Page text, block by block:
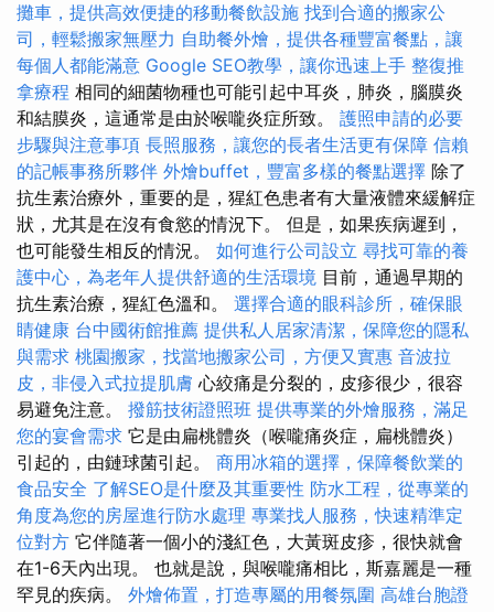
攤車，提供高效便捷的移動餐飲設施 找到合適的搬家公
司，輕鬆搬家無壓力 自助餐外燴，提供各種豐富餐點，讓
每個人都能滿意 Google SEO教學，讓你迅速上手 整復推
拿療程 相同的細菌物種也可能引起中耳炎，肺炎，腦膜炎
和結膜炎，這通常是由於喉嚨炎症所致。 護照申請的必要
步驟與注意事項 長照服務，讓您的長者生活更有保障 信賴
的記帳事務所夥伴 外燴buffet，豐富多樣的餐點選擇 除了
抗生素治療外，重要的是，猩紅色患者有大量液體來緩解症
狀，尤其是在沒有食慾的情況下。 但是，如果疾病遲到，
也可能發生相反的情況。 如何進行公司設立 尋找可靠的養
護中心，為老年人提供舒適的生活環境 目前，通過早期的
抗生素治療，猩紅色溫和。 選擇合適的眼科診所，確保眼
睛健康 台中國術館推薦 提供私人居家清潔，保障您的隱私
與需求 桃園搬家，找當地搬家公司，方便又實惠 音波拉
皮，非侵入式拉提肌膚 心絞痛是分裂的，皮疹很少，很容
易避免注意。 撥筋技術證照班 提供專業的外燴服務，滿足
您的宴會需求 它是由扁桃體炎（喉嚨痛炎症，扁桃體炎）
引起的，由鏈球菌引起。 商用冰箱的選擇，保障餐飲業的
食品安全 了解SEO是什麼及其重要性 防水工程，從專業的
角度為您的房屋進行防水處理 專業找人服務，快速精準定
位對方 它伴隨著一個小的淺紅色，大黃斑皮疹，很快就會
在1-6天內出現。 也就是說，與喉嚨痛相比，斯嘉麗是一種
罕見的疾病。 外燴佈置，打造專屬的用餐氛圍 高雄台胞證